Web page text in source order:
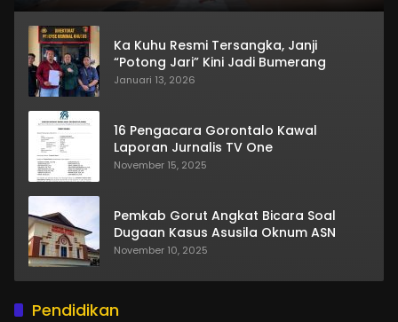
Ka Kuhu Resmi Tersangka, Janji
“Potong Jari” Kini Jadi Bumerang
Januari 13, 2026
16 Pengacara Gorontalo Kawal
Laporan Jurnalis TV One
November 15, 2025
Pemkab Gorut Angkat Bicara Soal
Dugaan Kasus Asusila Oknum ASN
November 10, 2025
Pendidikan